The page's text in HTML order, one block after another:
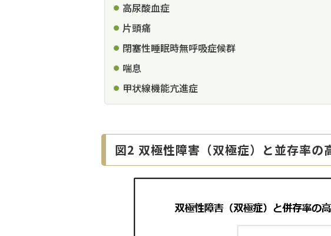
高尿酸血症
片頭痛
閉塞性睡眠時無呼吸症候群
喘息
甲状線機能亢進症
図2 双極性障害（双極症）と並存率の